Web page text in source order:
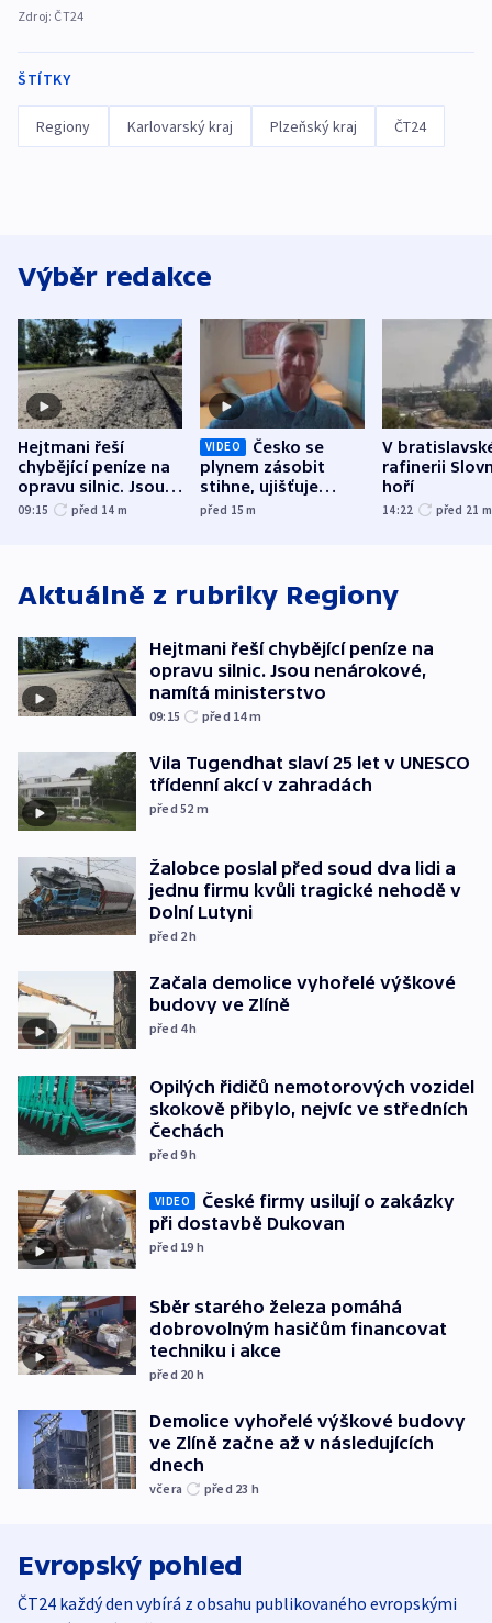
Zdroj: ČT24
ŠTÍTKY
Regiony Karlovarský kraj Plzeňský kraj ČT24
Výběr redakce
Hejtmani řeší
chybějící peníze na
opravu silnic. Jsou
nenárokové, namítá
09:15 před 14 m
VIDEO
Česko se
plynem zásobit
stihne, ujišťuje
expert. Snížení cen
před 15m
V
rafinerii
hoří
14:22 před 21 m
Aktuálně z rubriky Regiony
Hejtmani řeší chybějící peníze na
opravu silnic. Jsou nenárokové,
namítá ministerstvo
09:15 před 14m
Vila Tugendhat slaví 25 let v UNESCO
třídenní akcí v zahradách
před 52 m
Žalobce poslal před soud dva lidi a
jednu firmu kvůli tragické nehodě v
Dolní Lutyni
před 2h
Začala demolice vyhořelé výškové
budovy ve Zlíně
před 4h
Opilých řidičů nemotorových vozidel
skokově přibylo, nejvíc ve středních
Čechách
před 9h
VIDEO
České firmy usilují o zakázky
při dostavbě Dukovan
před 19 h
Sběr starého železa pomáhá
dobrovolným hasičům financovat
techniku i akce
před 20 h
Demolice vyhořelé výškové budovy
ve Zlíně začne až v následujících
dnech
včera před 23 h
Evropský pohled
ČT24 každý den vybírá z obsahu publikovaného evropskými